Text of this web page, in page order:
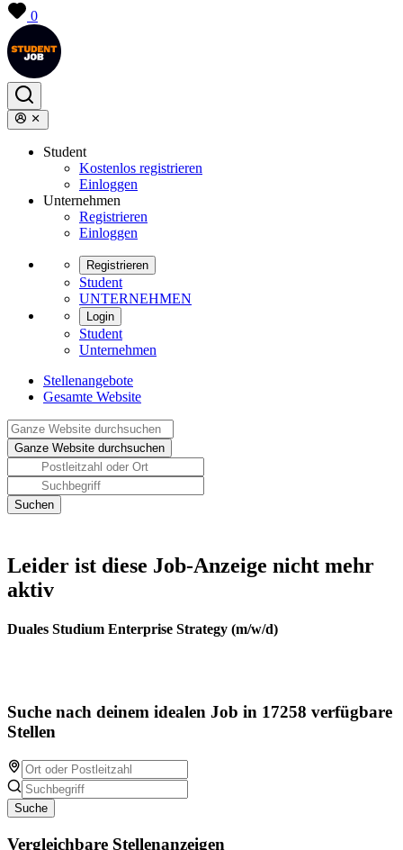
0
Student
Kostenlos registrieren
Einloggen
Unternehmen
Registrieren
Einloggen
Registrieren
Student
UNTERNEHMEN
Login
Student
Unternehmen
Stellenangebote
Gesamte Website
Leider ist diese Job-Anzeige nicht mehr
aktiv
Duales Studium Enterprise Strategy (m/w/d)
Suche nach deinem idealen Job in 17258 verfügbare
Stellen
Suche
Vergleichbare Stellenanzeigen